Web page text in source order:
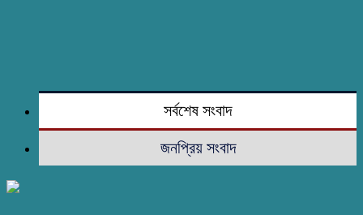
সর্বশেষ সংবাদ
জনপ্রিয় সংবাদ